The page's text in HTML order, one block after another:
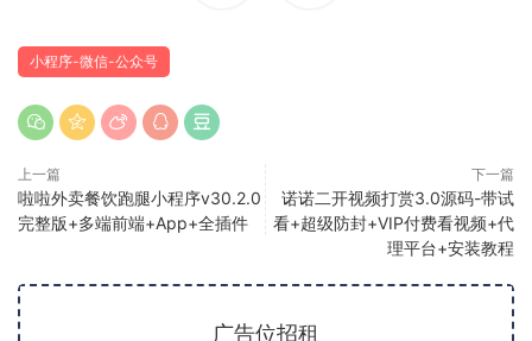
小程序-微信-公众号
上一篇
啦啦外卖餐饮跑腿小程序v30.2.0
完整版+多端前端+App+全插件
下一篇
诺诺二开视频打赏3.0源码-带试
看+超级防封+VIP付费看视频+代
理平台+安装教程
广告位招租